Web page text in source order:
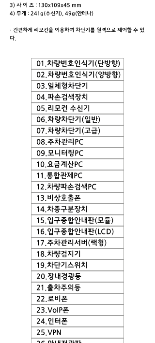
3) 사 이 즈 : 130x109x45 mm
4) 무게 : 241g(수신기), 49g(안테나)
· 간편하게 리모컨을 이용하여 차단기를 원격으로 제어할 수 있
다.
01.차량번호인식기(단방향)
02.차량번호인식기(양방향)
03.일체형차단기
04.파손검색장치
05.리모컨 수신기
06.차량차단기(일반)
07.차량차단기(고급)
08.주차관리PC
09.모니터링PC
10.요금계산PC
11.통합관제PC
12.차량파손검색PC
13.비상호출폰
14.차종구분장치
15.입구종합안내판(모듈)
16.입구종합안내판(LCD)
17.주차관리서버(랙형)
18.차량검지기
19.차단기스위치
20.장내경광등
21.출차주의등
22.로비폰
23.VoIP폰
24.인터폰
25.VPN